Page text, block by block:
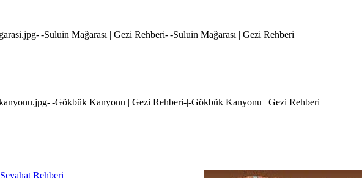
|-Suluin Mağarası | Gezi Rehberi-|-Suluin Mağarası | Gezi Rehberi
|-Gökbük Kanyonu | Gezi Rehberi-|-Gökbük Kanyonu | Gezi Rehberi